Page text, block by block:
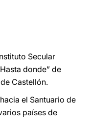
Secular
donde” de
Castellón.
el Santuario de
países de